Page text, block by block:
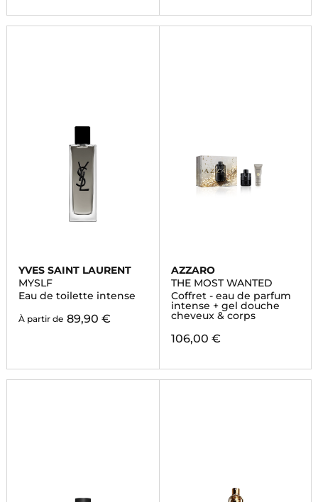
YVES SAINT LAURENT
MYSLF
Eau de toilette intense
À partir de 89,90 €
AZZARO
THE MOST WANTED
Coffret - eau de parfum
intense + gel douche
cheveux & corps
106,00 €